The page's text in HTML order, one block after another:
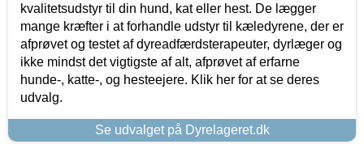
kvalitetsudstyr til din hund, kat eller hest. De lægger
mange kræfter i at forhandle udstyr til kæledyrene, der er
afprøvet og testet af dyreadfærdsterapeuter, dyrlæger og
ikke mindst det vigtigste af alt, afprøvet af erfarne
hunde-, katte-, og hesteejere. Klik her for at se deres
udvalg.
Se udvalget på Dyrelageret.dk